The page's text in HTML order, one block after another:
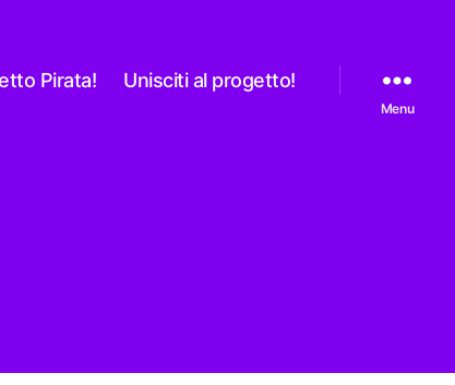
Pirata! Unisciti al progetto!
Menu